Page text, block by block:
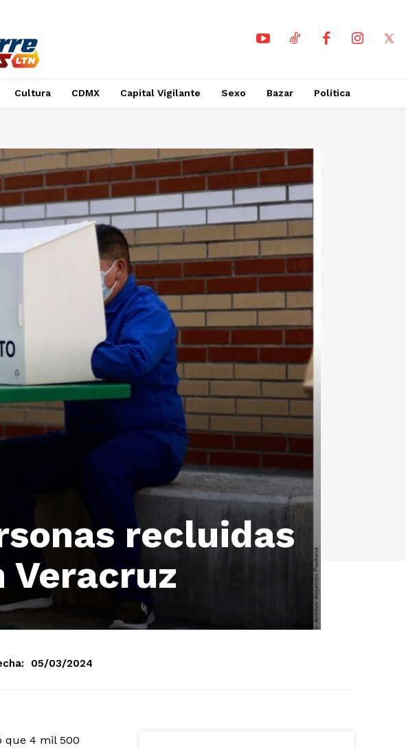
Cultura CDMX Capital Vigilante Sexo Bazar Política
recluidas
Veracruz
05/03/2024
que 4 mil 500